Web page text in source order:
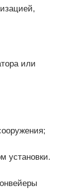
или
установки.